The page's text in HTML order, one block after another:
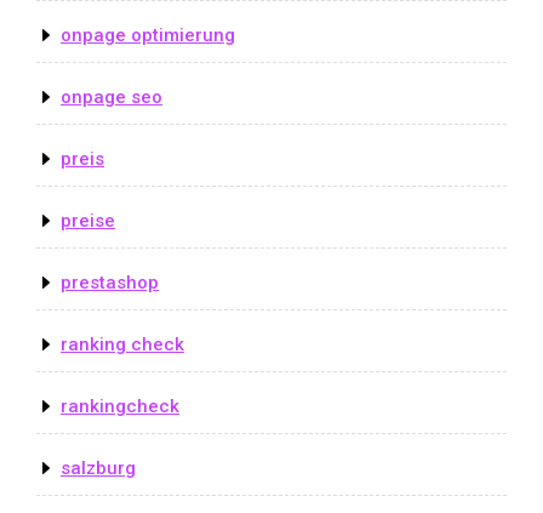
onpage optimierung
onpage seo
preis
preise
prestashop
ranking check
rankingcheck
salzburg